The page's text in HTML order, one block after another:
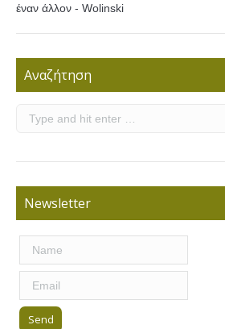
έναν άλλον - Wolinski
Αναζήτηση
Newsletter